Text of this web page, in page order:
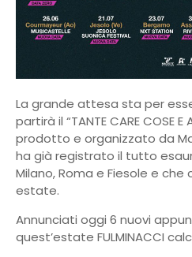
La grande attesa sta per
partirà il “TANTE CARE COSE E
prodotto e organizzato da
ha già registrato il tutto
Milano, Roma e Fiesole e
estate.
Annunciati oggi 6 nuovi
quest’estate FULMINACCI